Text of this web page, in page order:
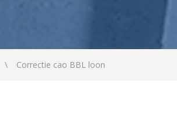
Correctie cao BBL loon